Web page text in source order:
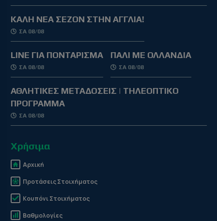
ΚΑΛΗ ΝΕΑ ΣΕΖΟΝ ΣΤΗΝ ΑΓΓΛΙΑ!
ΣΑ 08/08
LINE ΓΙΑ ΠΟΝΤΑΡΙΣΜΑ
ΣΑ 08/08
ΠΑΛΙ ΜΕ ΟΛΛΑΝΔΙΑ
ΣΑ 08/08
ΑΘΛΗΤΙΚΕΣ ΜΕΤΑΔΟΣΕΙΣ | ΤΗΛΕΟΠΤΙΚΟ
ΠΡΟΓΡΑΜΜΑ
ΣΑ 08/08
Χρήσιμα
Αρχική
Προτάσεις Στοιχήματος
Κουπόνι Στοιχήματος
Βαθμολογίες